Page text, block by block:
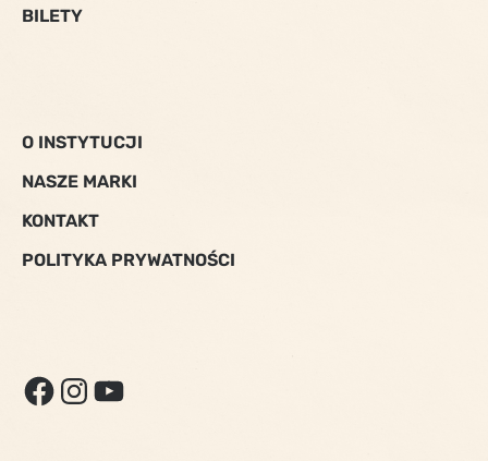
BILETY
O INSTYTUCJI
NASZE MARKI
KONTAKT
POLITYKA PRYWATNOŚCI
FACEBOOK
INSTAGRAM